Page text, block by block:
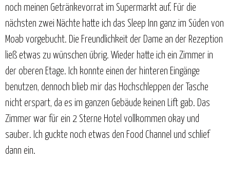
noch meinen Getränkevorrat im Supermarkt auf. Für die
nächsten zwei Nächte hatte ich das Sleep Inn ganz im Süden von
Moab vorgebucht. Die Freundlichkeit der Dame an der Rezeption
ließ etwas zu wünschen übrig. Wieder hatte ich ein Zimmer in
der oberen Etage. Ich konnte einen der hinteren Eingänge
benutzen, dennoch blieb mir das Hochschleppen der Tasche
nicht erspart, da es im ganzen Gebäude keinen Lift gab. Das
Zimmer war für ein 2 Sterne Hotel vollkommen okay und
sauber. Ich guckte noch etwas den Food Channel und schlief
dann ein.